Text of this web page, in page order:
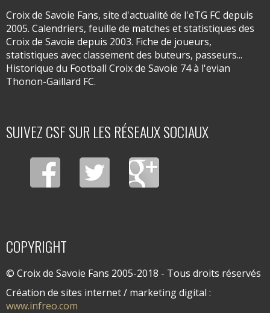
Croix de Savoie Fans, site d'actualité de l'eTG FC depuis
2005. Calendriers, feuille de matches et statistiques des
Croix de Savoie depuis 2003. Fiche de joueurs,
statistiques avec classement des buteurs, passeurs...
Historique du Football Croix de Savoie 74 à l'evian
Thonon-Gaillard FC.
SUIVEZ CSF SUR LES RÉSEAUX SOCIAUX
COPYRIGHT
© Croix de Savoie Fans 2005-2018 - Tous droits réservés
Création de sites internet / marketing digital :
www.infreo.com